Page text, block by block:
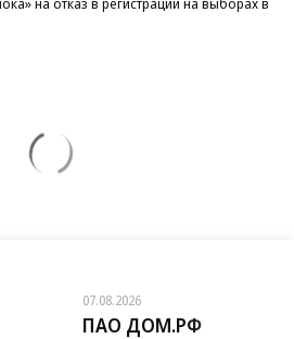
07.08.2026
ПАО ДОМ.РФ